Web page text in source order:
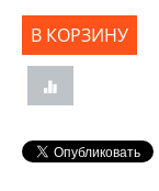
В КОРЗИНУ